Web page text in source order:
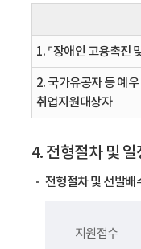
1. ⌜장애인 고용촉진
2. 국가유공자 등 예
취업지원대상자
4. 전형절차 및 일
전형절차 및 선발배
지원접수